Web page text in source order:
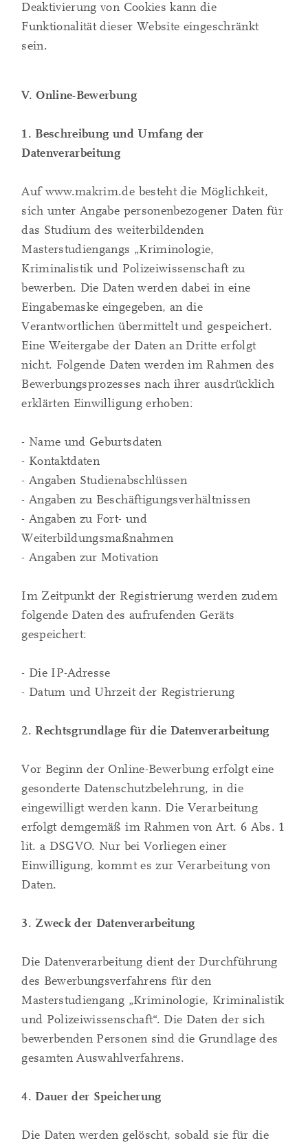
Deaktivierung von Cookies kann die
Funktionalität dieser Website eingeschränkt
sein.
V. Online-Bewerbung
1. Beschreibung und Umfang der
Datenverarbeitung
Auf www.makrim.de besteht die Möglichkeit,
sich unter Angabe personenbezogener Daten für
das Studium des weiterbildenden
Masterstudiengangs „Kriminologie,
Kriminalistik und Polizeiwissenschaft zu
bewerben. Die Daten werden dabei in eine
Eingabemaske eingegeben, an die
Verantwortlichen übermittelt und gespeichert.
Eine Weitergabe der Daten an Dritte erfolgt
nicht. Folgende Daten werden im Rahmen des
Bewerbungsprozesses nach ihrer ausdrücklich
erklärten Einwilligung erhoben:
- Name und Geburtsdaten
- Kontaktdaten
- Angaben Studienabschlüssen
- Angaben zu Beschäftigungsverhältnissen
- Angaben zu Fort- und
Weiterbildungsmaßnahmen
- Angaben zur Motivation
Im Zeitpunkt der Registrierung werden zudem
folgende Daten des aufrufenden Geräts
gespeichert:
- Die IP-Adresse
- Datum und Uhrzeit der Registrierung
2. Rechtsgrundlage für die Datenverarbeitung
Vor Beginn der Online-Bewerbung erfolgt eine
gesonderte Datenschutzbelehrung, in die
eingewilligt werden kann. Die Verarbeitung
erfolgt demgemäß im Rahmen von Art. 6 Abs. 1
lit. a DSGVO. Nur bei Vorliegen einer
Einwilligung, kommt es zur Verarbeitung von
Daten.
3. Zweck der Datenverarbeitung
Die Datenverarbeitung dient der Durchführung
des Bewerbungsverfahrens für den
Masterstudiengang „Kriminologie, Kriminalistik
und Polizeiwissenschaft“. Die Daten der sich
bewerbenden Personen sind die Grundlage des
gesamten Auswahlverfahrens.
4. Dauer der Speicherung
Die Daten werden gelöscht, sobald sie für die